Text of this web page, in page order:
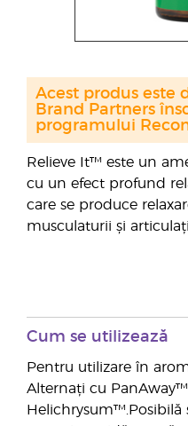
Relieve It™ este un
cu un efect profund
care se produce
musculaturii și
Acest produs este
Brand Partners
programului
Cum se utilizează
Pentru utilizare în
Alternați cu PanAway™
Helichrysum™.Posibilă